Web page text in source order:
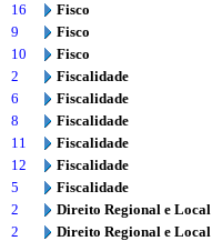
16
Fisco
9
Fisco
10
Fisco
2
Fiscalidade
6
Fiscalidade
8
Fiscalidade
11
Fiscalidade
12
Fiscalidade
5
Fiscalidade
2
Direito Regional e Local
2
Direito Regional e Local